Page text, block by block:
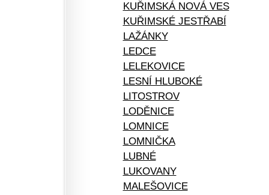
KUŘIMSKÁ NOVÁ VES
KUŘIMSKÉ JESTŘABÍ
LAŽÁNKY
LEDCE
LELEKOVICE
LESNÍ HLUBOKÉ
LITOSTROV
LODĚNICE
LOMNICE
LOMNIČKA
LUBNÉ
LUKOVANY
MALEŠOVICE